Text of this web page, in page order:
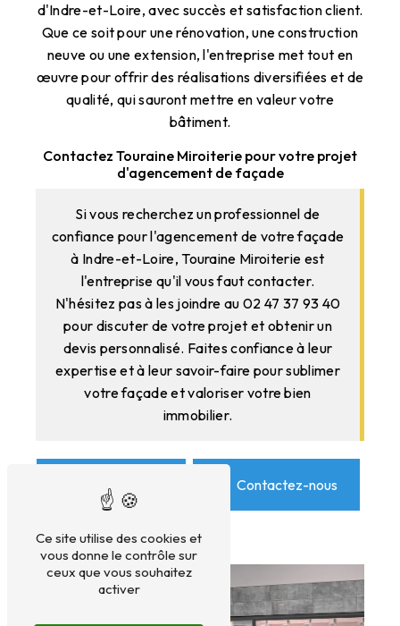
d'Indre-et-Loire, avec succès et satisfaction client.
Que ce soit pour une rénovation, une construction
neuve ou une extension, l'entreprise met tout en
œuvre pour offrir des réalisations diversifiées et de
qualité, qui sauront mettre en valeur votre
bâtiment.
Contactez Touraine Miroiterie pour votre projet
d'agencement de façade
Si vous recherchez un professionnel de
confiance pour l'agencement de votre façade
à Indre-et-Loire, Touraine Miroiterie est
l'entreprise qu'il vous faut contacter.
N'hésitez pas à les joindre au 02 47 37 93 40
pour discuter de votre projet et obtenir un
devis personnalisé. Faites confiance à leur
expertise et à leur savoir-faire pour sublimer
votre façade et valoriser votre bien
immobilier.
En savoir plus Contactez-nous
Ce site utilise des cookies et
vous donne le contrôle sur
ceux que vous souhaitez
activer